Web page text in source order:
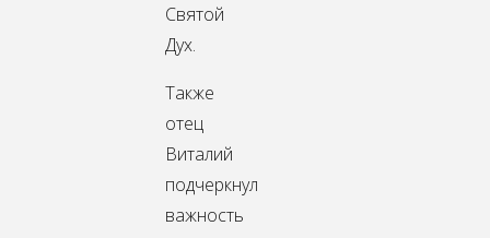
Святой
Дух.
Также
отец
Виталий
подчеркнул
важность